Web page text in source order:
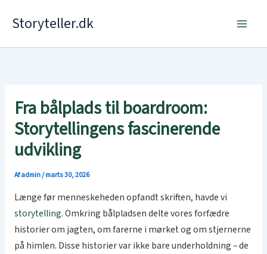
Storyteller.dk
Fra bålplads til boardroom:
Storytellingens fascinerende
udvikling
Afadmin/marts 30, 2026
Længe før menneskeheden opfandt skriften, havde vi
storytelling. Omkring bålpladsen delte vores forfædre
historier om jagten, om farerne i mørket og om stjernerne
på himlen. Disse historier var ikke bare underholdning – de